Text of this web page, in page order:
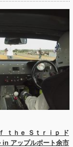
ｔｈｅ Ｓｔｒｉｐ ド
in アップルポート余市